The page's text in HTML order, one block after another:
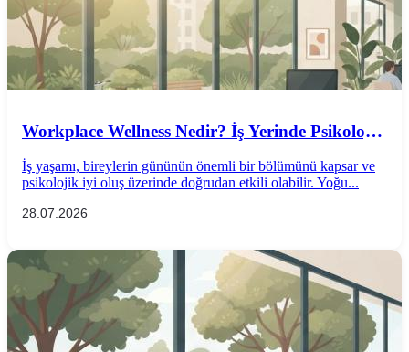
Workplace Wellness Nedir? İş Yerinde Psikolojik
İş yaşamı, bireylerin gününün önemli bir bölümünü kapsar ve
psikolojik iyi oluş üzerinde doğrudan etkili olabilir. Yoğu...
28.07.2026